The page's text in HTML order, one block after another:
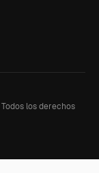
Todos los derechos